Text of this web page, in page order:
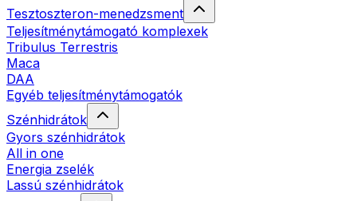
Tesztoszteron-menedzsment
Teljesítménytámogató komplexek
Tribulus Terrestris
Maca
DAA
Egyéb teljesítménytámogatók
Szénhidrátok
Gyors szénhidrátok
All in one
Energia zselék
Lassú szénhidrátok